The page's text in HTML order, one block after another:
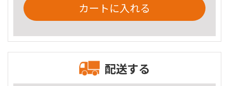
カートに入れる
配送する